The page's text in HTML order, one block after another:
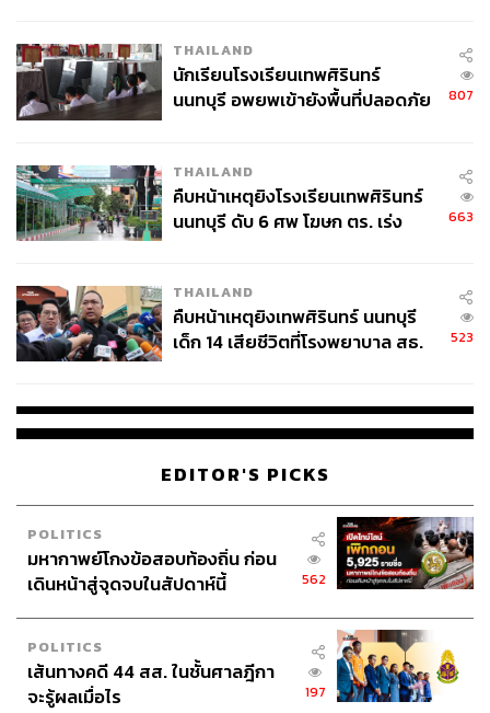
THAILAND
นักเรียนโรงเรียนเทพศิรินทร์
นนทบุรี อพยพเข้ายังพื้นที่ปลอดภัย
807
THAILAND
คืบหน้าเหตุยิงโรงเรียนเทพศิรินทร์
นนทบุรี ดับ 6 ศพ โฆษก ตร. เร่ง
663
THAILAND
คืบหน้าเหตุยิงเทพศิรินทร์ นนทบุรี
เด็ก 14 เสียชีวิตที่โรงพยาบาล สธ.
523
EDITOR'S PICKS
POLITICS
มหากาพย์โกงข้อสอบท้องถิ่น ก่อน
เดินหน้าสู่จุดจบในสัปดาห์นี้
562
POLITICS
เส้นทางคดี 44 สส. ในชั้นศาลฎีกา
จะรู้ผลเมื่อไร
197